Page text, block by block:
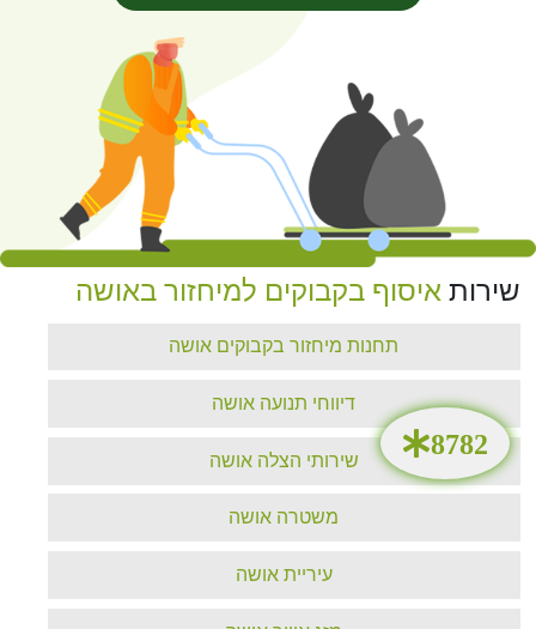
שירות איסוף בקבוקים למיחזור באושה
תחנות מיחזור בקבוקים אושה
דיווחי תנועה אושה
שירותי הצלה אושה
משטרה אושה
עיריית אושה